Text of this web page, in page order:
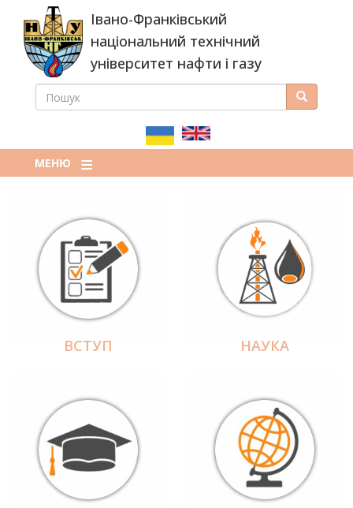
основного
вмісту
Івано-Франківський
національний технічний
університет нафти і газу
ПОШУКОВА
ПОШУК Пошук
МЕНЮ
ВСТУП НАУКА